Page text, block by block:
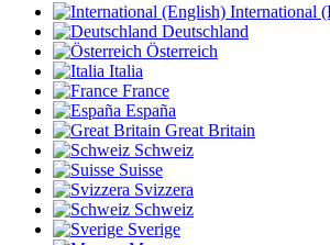
International
Deutschland
Österreich
Italia
France
España
Great Britain
Schweiz
Suisse
Svizzera
Schweiz
Sverige